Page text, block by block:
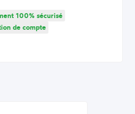
100% sécurisé
de compte